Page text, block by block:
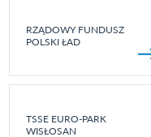
RZĄDOWY FUNDUSZ
POLSKI ŁAD
TSSE EURO-PARK
WISŁOSAN